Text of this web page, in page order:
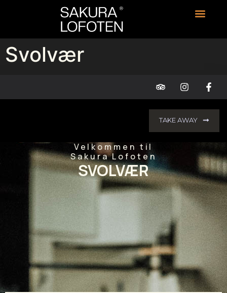
Svolvær
TAKE AWAY
Velkommen til
Sakura Lofoten
SVOLVÆR